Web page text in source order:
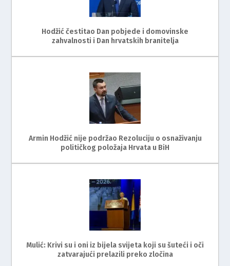
Hodžić čestitao Dan pobjede i domovinske
zahvalnosti i Dan hrvatskih branitelja
Armin Hodžić nije podržao Rezoluciju o osnaživanju
političkog položaja Hrvata u BiH
Mulić: Krivi su i oni iz bijela svijeta koji su šuteći i oči
zatvarajući prelazili preko zločina